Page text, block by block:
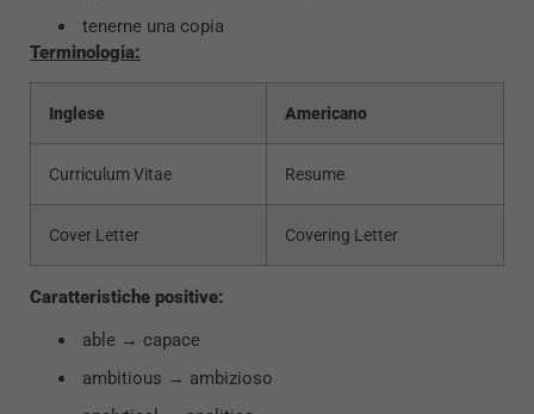
tenerne una copia
Terminologia:
Inglese Americano
Curriculum Vitae Resume
Cover Letter Covering Letter
Caratteristiche positive:
able → capace
ambitious → ambizioso